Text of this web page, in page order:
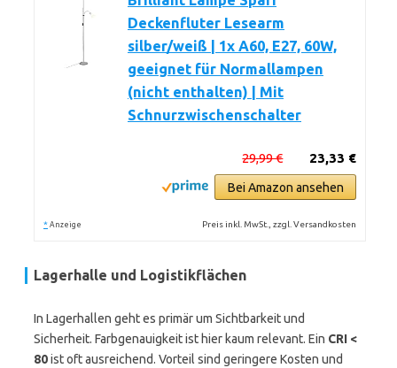
Deckenfluter Lesearm
silber/weiß | 1x A60, E27, 60W,
geeignet für Normallampen
(nicht enthalten) | Mit
Schnurzwischenschalter
23,33 €
29,99 €
Bei Amazon ansehen
* Anzeige Preis inkl. MwSt., zzgl. Versandkosten
Lagerhalle und Logistikflächen
In Lagerhallen geht es primär um Sichtbarkeit und
Sicherheit. Farbgenauigkeit ist hier kaum relevant. Ein CRI <
80ist oft ausreichend. Vorteil sind geringere Kosten und